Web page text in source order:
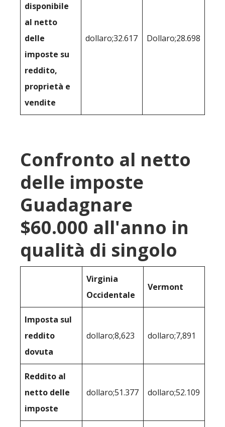
disponibile
al netto
delle
imposte su
reddito,
proprietà e
vendite
dollaro;32.617 Dollaro;28.698
Confronto al netto
delle imposte
Guadagnare
$60.000 all'anno in
qualità di singolo
Virginia
Occidentale
Vermont
Imposta sul
reddito
dovuta
dollaro;8,623 dollaro;7,891
Reddito al
netto delle
imposte
dollaro;51.377 dollaro;52.109